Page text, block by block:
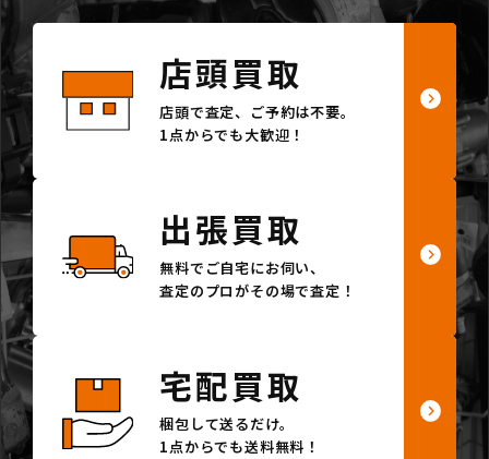
店頭買取
店頭で査定、ご予約は不要。
1点からでも大歓迎！
出張買取
無料でご自宅にお伺い、
査定のプロがその場で査定！
宅配買取
梱包して送るだけ。
1点からでも送料無料！